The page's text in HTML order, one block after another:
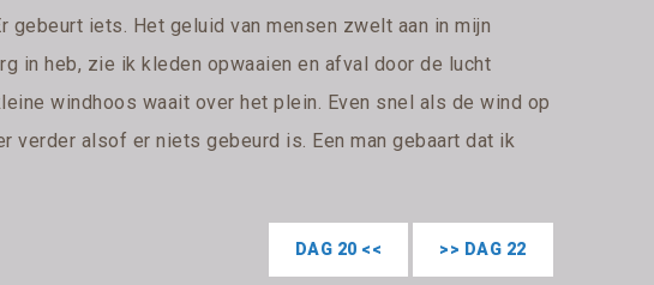
gebeurt iets. Het geluid van mensen zwelt aan in mijn
in heb, zie ik kleden opwaaien en afval door de lucht
windhoos waait over het plein. Even snel als de wind op
verder alsof er niets gebeurd is. Een man gebaart dat ik
>> DAG 22
DAG 20 <<